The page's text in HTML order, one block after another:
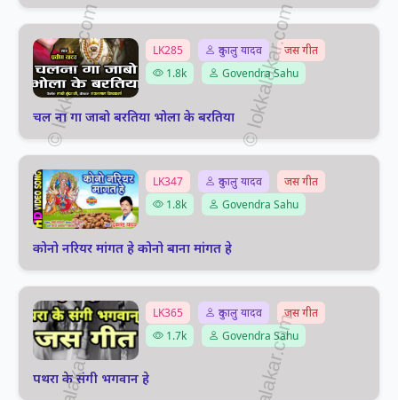
LK285 दुकालु यादव
जस गीत
1.8k
Govendra Sahu
चल ना गा जाबो बरतिया भोला के बरतिया
LK347 दुकालु यादव
जस गीत
1.8k
Govendra Sahu
कोनो नरियर मांगत हे कोनो बाना मांगत हे
LK365 दुकालु यादव
जस गीत
1.7k
Govendra Sahu
पथरा के संगी भगवान हे